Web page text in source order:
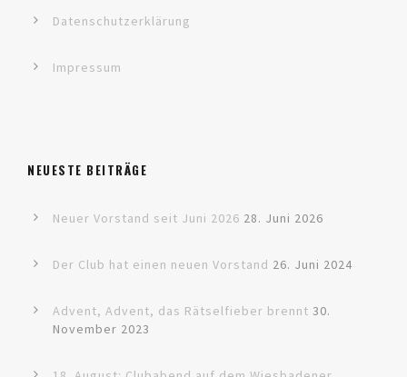
Datenschutzerklärung
Impressum
NEUESTE BEITRÄGE
Neuer Vorstand seit Juni 2026 28. Juni 2026
Der Club hat einen neuen Vorstand 26. Juni 2024
Advent, Advent, das Rätselfieber brennt 30.
November 2023